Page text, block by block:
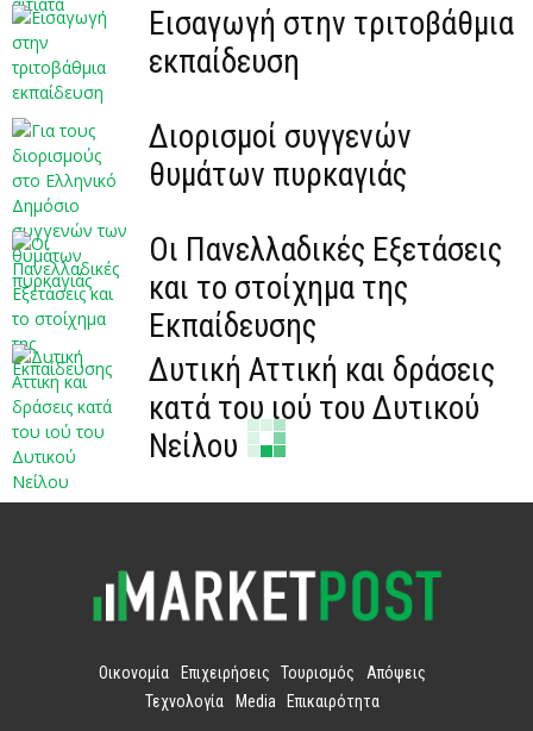
Εισαγωγή στην τριτοβάθμια
εκπαίδευση
Διορισμοί συγγενών
θυμάτων πυρκαγιάς
Οι Πανελλαδικές Εξετάσεις
και το στοίχημα της
Εκπαίδευσης
Δυτική Αττική και δράσεις
κατά του ιού του Δυτικού
Νείλου
Οικονομία Επιχειρήσεις Τουρισμός
Απόψεις
Τεχνολογία
Media Επικαιρότητα